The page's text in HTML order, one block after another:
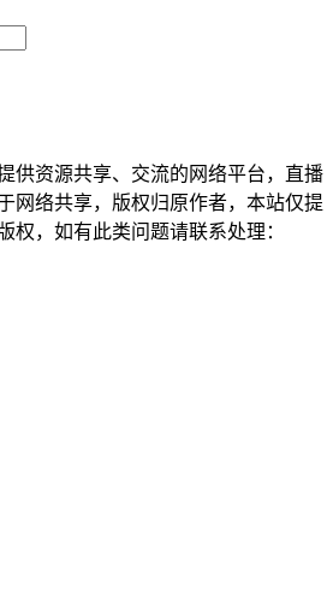
供资源共享、交流的网络平台，直播
网络共享，版权归原作者，本站仅提
权，如有此类问题请联系处理：